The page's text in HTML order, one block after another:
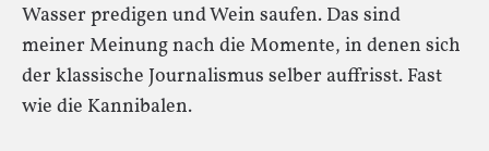
Wasser predigen und Wein saufen. Das sind
meiner Meinung nach die Momente, in denen sich
der klassische Journalismus selber auffrisst. Fast
wie die Kannibalen.